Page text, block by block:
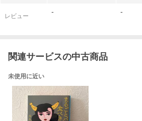
レビュー
- -
関連サービスの中古商品
未使用に近い